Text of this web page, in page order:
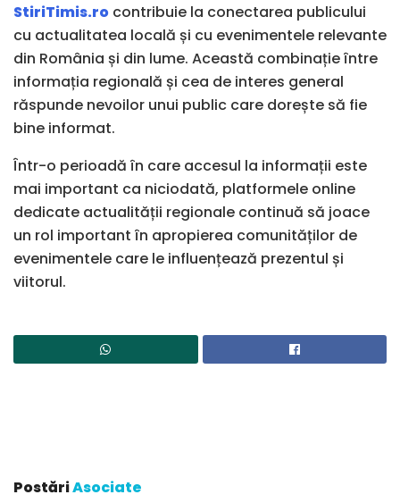
StiriTimis.ro contribuie la conectarea publicului
cu actualitatea locală și cu evenimentele relevante
din România și din lume. Această combinație între
informația regională și cea de interes general
răspunde nevoilor unui public care dorește să fie
bine informat.
Într-o perioadă în care accesul la informații este
mai important ca niciodată, platformele online
dedicate actualității regionale continuă să joace
un rol important în apropierea comunităților de
evenimentele care le influențează prezentul și
viitorul.
PostăriAsociate